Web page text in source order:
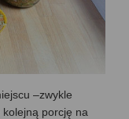
–zwykle
porcję na